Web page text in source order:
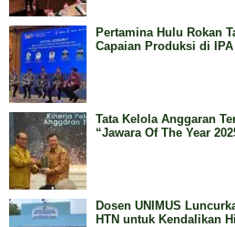
Pertamina Hulu Rokan
Capaian Produksi di IPA
Tata Kelola Anggaran
“Jawara Of The Year
Dosen UNIMUS
HTN untuk Kendalikan